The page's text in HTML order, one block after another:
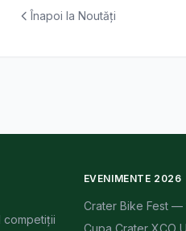
Înapoi la Noutăți
competiții
EVENIMENTE 2026
Crater Bike Fest —
Cupa Crater XCO